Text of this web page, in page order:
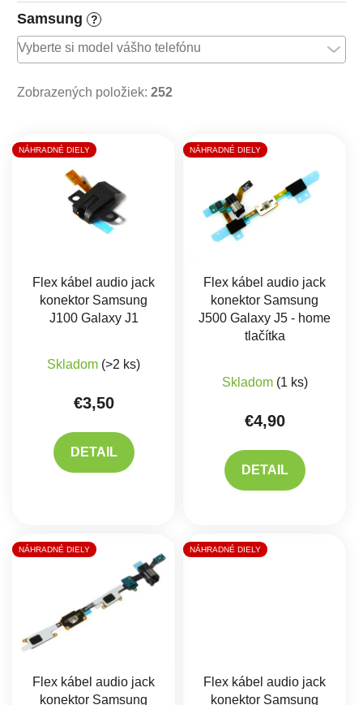
Samsung ?
Zobrazených položiek: 252
Výpis produktov
NÁHRADNÉ DIELY
Flex kábel audio jack
konektor Samsung
J100 Galaxy J1
Skladom (>2 ks)
€3,50
DETAIL
NÁHRADNÉ DIELY
Flex kábel audio jack
konektor Samsung
J500 Galaxy J5 - home
tlačítka
Skladom (1 ks)
€4,90
DETAIL
NÁHRADNÉ DIELY
Flex kábel audio jack
konektor Samsung
NÁHRADNÉ DIELY
Flex kábel audio jack
konektor Samsung